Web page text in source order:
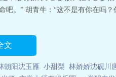
。” 胡青牛：“这不是有你在吗
文
朝阳沈玉雁 小甜梨 林娇娇沈砚川